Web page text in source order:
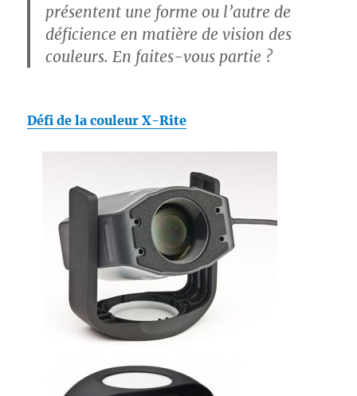
présentent une forme ou l’autre de
déficience en matière de vision des
couleurs. En faites-vous partie ?
Défi de la couleur X-Rite